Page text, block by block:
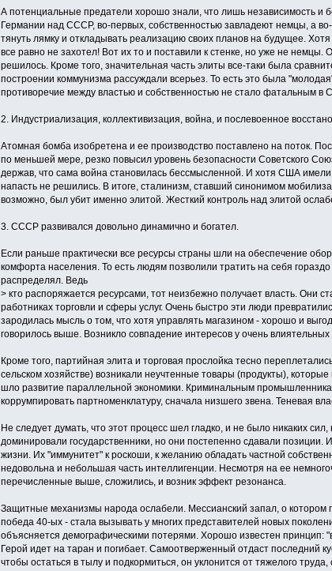
А потенциальные предатели хорошо знали, что лишь независимость и
Германии над СССР, во-первых, собственностью завладеют немцы, а
тянуть лямку и откладывать реализацию своих планов на будущее.
все равно не захотел! Вот их то и поставили к стенке, но уже не
решилось. Кроме того, значительная часть элиты все-таки была
построении коммунизма рассуждали всерьез. То есть это была
противоречие между властью и собственностью не стало фатальным в
2. Индустриализация, коллективизация, война, и послевоенное
Атомная бомба изобретена и ее производство поставлено на поток.
по меньшей мере, резко повысил уровень безопасности Советского
держав, что сама война становилась бессмысленной. И хотя США
напасть не решились. В итоге, сталинизм, ставший синонимом
возможно, был убит именно элитой. Жесткий контроль над элитой
3. СССР развивался довольно динамично и богател.
Если раньше практически все ресурсы страны шли на обеспечение
комфорта населения. То есть людям позволили тратить на себя
распределял. Ведь
> кто распоряжается ресурсами, тот неизбежно получает власть.
работниках торговли и сферы услуг. Очень быстро эти люди
зародилась мысль о том, что хотя управлять магазином - хорошо и
говорилось выше. Возникло совпадение интересов у очень влиятельных
Кроме того, партийная элита и торговая прослойка тесно
сельском хозяйстве) возникали неучтенные товары (продукты),
шло развитие параллельной экономики. Криминальным
коррумпировать партноменклатуру, сначала низшего звена. Теневая
Не следует думать, что этот процесс шел гладко, и не было никаких
доминировали государственники, но они постепенно сдавали
жизни. Их "иммунитет" к роскоши, к желанию обладать частной
недовольна и небольшая часть интеллигенции. Несмотря на ее
перечисленные выше, сложились, и возник эффект резонанса.
Защитные механизмы народа ослабели. Мессианский запал, о
победа 40-ых - стала вызывать у многих представителей новых
объясняется демографическими потерями. Хорошо известен
Герой идет на таран и погибает. Самоотверженный отдаст последний
чтобы остаться в тылу и подкормиться, он уклонится от тяжелого